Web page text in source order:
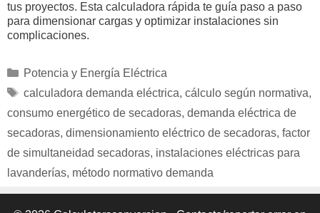
tus proyectos. Esta calculadora rápida te guía paso a paso
para dimensionar cargas y optimizar instalaciones sin
complicaciones.
Categorías
Potencia y Energía Eléctrica
Etiquetas
calculadora demanda eléctrica, cálculo según normativa,
consumo energético de secadoras, demanda eléctrica de
secadoras, dimensionamiento eléctrico de secadoras, factor
de simultaneidad secadoras, instalaciones eléctricas para
lavanderías, método normativo demanda